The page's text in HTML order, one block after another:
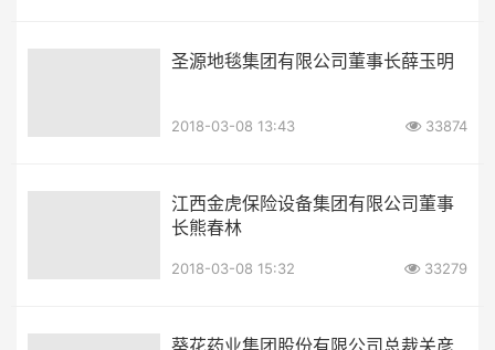
圣源地毯集团有限公司董事长薛玉明
2018-03-08 13:43 33874
江西金虎保险设备集团有限公司董事
长熊春林
2018-03-08 15:32 33279
葵花药业集团股份有限公司总裁关彦